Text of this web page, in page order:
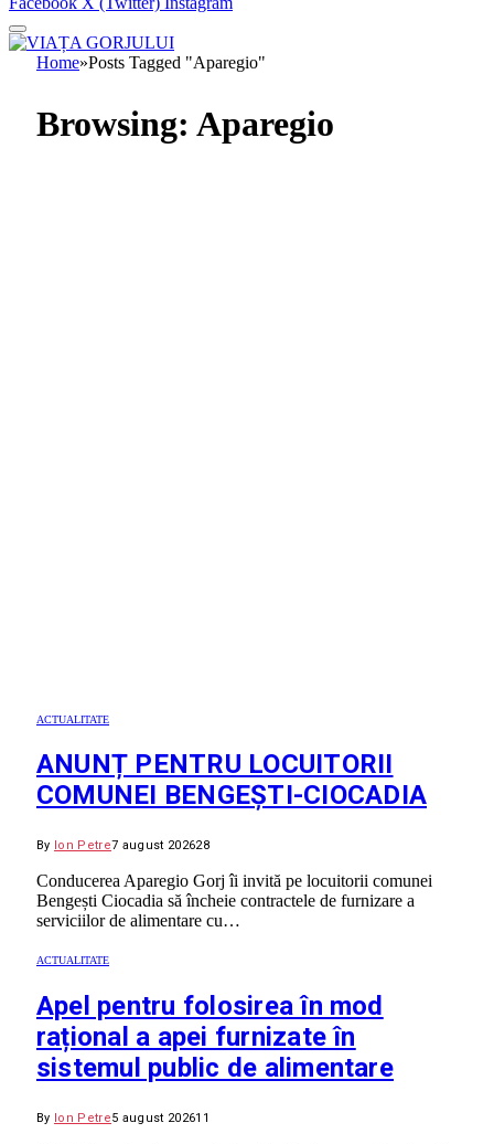
Home»Posts Tagged "Aparegio"
Browsing: Aparegio
ACTUALITATE
ANUNȚ PENTRU LOCUITORII
COMUNEI BENGEȘTI-CIOCADIA
By Ion Petre7 august 202628
Conducerea Aparegio Gorj îi invită pe locuitorii comunei
Bengești Ciocadia să încheie contractele de furnizare a
serviciilor de alimentare cu…
ACTUALITATE
Apel pentru folosirea în mod
rațional a apei furnizate în
sistemul public de alimentare
By Ion Petre5 august 202611